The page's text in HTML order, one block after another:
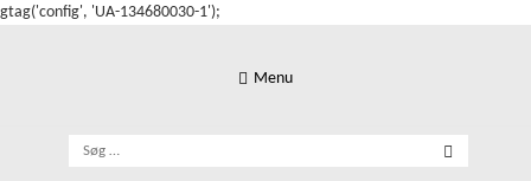
gtag('config', 'UA-134680030-1');
Menu
efter: